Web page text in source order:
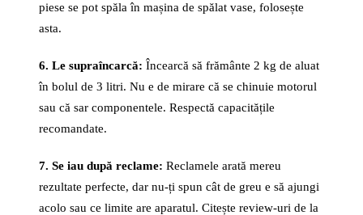
piese se pot spăla în mașina de spălat vase, folosește
asta.
6. Le supraîncarcă: Încearcă să frământe 2 kg de aluat
în bolul de 3 litri. Nu e de mirare că se chinuie motorul
sau că sar componentele. Respectă capacitățile
recomandate.
7. Se iau după reclame: Reclamele arată mereu
rezultate perfecte, dar nu-ți spun cât de greu e să ajungi
acolo sau ce limite are aparatul. Citește review-uri de la